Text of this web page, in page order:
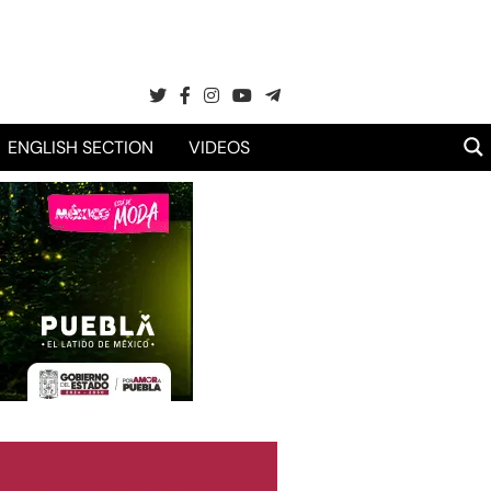
ENGLISH SECTION VIDEOS